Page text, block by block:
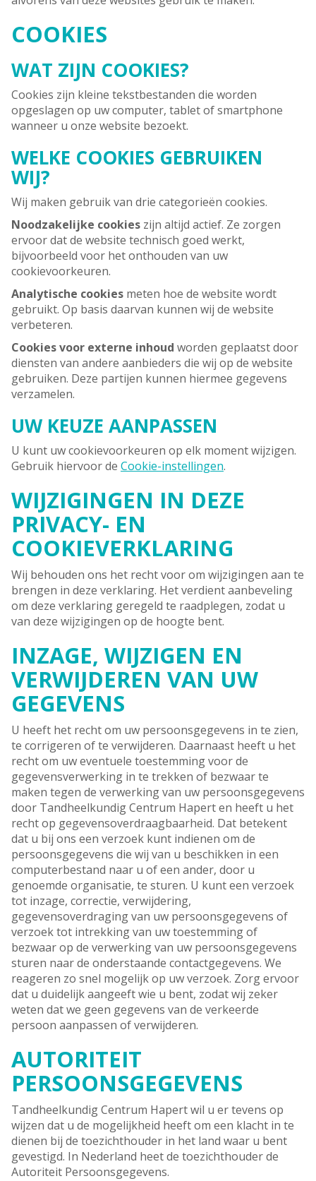
COOKIES
WAT ZIJN COOKIES?
Cookies zijn kleine tekstbestanden die worden
opgeslagen op uw computer, tablet of smartphone
wanneer u onze website bezoekt.
WELKE COOKIES GEBRUIKEN
WIJ?
Wij maken gebruik van drie categorieën cookies.
Noodzakelijke cookies zijn altijd actief. Ze zorgen
ervoor dat de website technisch goed werkt,
bijvoorbeeld voor het onthouden van uw
cookievoorkeuren.
Analytische cookies meten hoe de website wordt
gebruikt. Op basis daarvan kunnen wij de website
verbeteren.
Cookies voor externe inhoud worden geplaatst door
diensten van andere aanbieders die wij op de website
gebruiken. Deze partijen kunnen hiermee gegevens
verzamelen.
UW KEUZE AANPASSEN
U kunt uw cookievoorkeuren op elk moment wijzigen.
Gebruik hiervoor de Cookie-instellingen.
WIJZIGINGEN IN DEZE
PRIVACY- EN
COOKIEVERKLARING
Wij behouden ons het recht voor om wijzigingen aan te
brengen in deze verklaring. Het verdient aanbeveling
om deze verklaring geregeld te raadplegen, zodat u
van deze wijzigingen op de hoogte bent.
INZAGE, WIJZIGEN EN
VERWIJDEREN VAN UW
GEGEVENS
U heeft het recht om uw persoonsgegevens in te zien,
te corrigeren of te verwijderen. Daarnaast heeft u het
recht om uw eventuele toestemming voor de
gegevensverwerking in te trekken of bezwaar te
maken tegen de verwerking van uw persoonsgegevens
door Tandheelkundig Centrum Hapert en heeft u het
recht op gegevensoverdraagbaarheid. Dat betekent
dat u bij ons een verzoek kunt indienen om de
persoonsgegevens die wij van u beschikken in een
computerbestand naar u of een ander, door u
genoemde organisatie, te sturen. U kunt een verzoek
tot inzage, correctie, verwijdering,
gegevensoverdraging van uw persoonsgegevens of
verzoek tot intrekking van uw toestemming of
bezwaar op de verwerking van uw persoonsgegevens
sturen naar de onderstaande contactgegevens. We
reageren zo snel mogelijk op uw verzoek. Zorg ervoor
dat u duidelijk aangeeft wie u bent, zodat wij zeker
weten dat we geen gegevens van de verkeerde
persoon aanpassen of verwijderen.
AUTORITEIT
PERSOONSGEGEVENS
Tandheelkundig Centrum Hapert wil u er tevens op
wijzen dat u de mogelijkheid heeft om een klacht in te
dienen bij de toezichthouder in het land waar u bent
gevestigd. In Nederland heet de toezichthouder de
Autoriteit Persoonsgegevens.